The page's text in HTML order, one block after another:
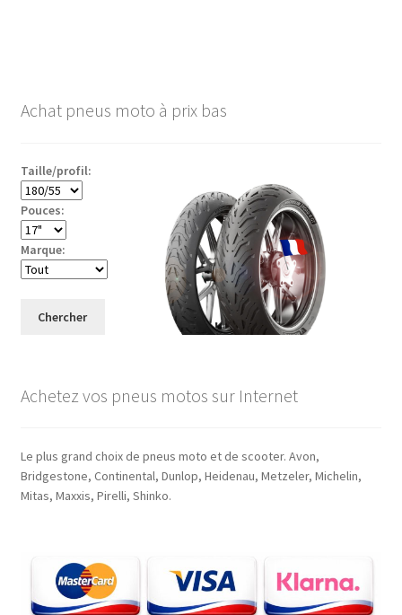
Achat pneus moto à prix bas
Taille/profil:
Pouces:
Marque:
Chercher
Achetez vos pneus motos sur Internet
Le plus grand choix de pneus moto et de scooter. Avon,
Bridgestone, Continental, Dunlop, Heidenau, Metzeler, Michelin,
Mitas, Maxxis, Pirelli, Shinko.